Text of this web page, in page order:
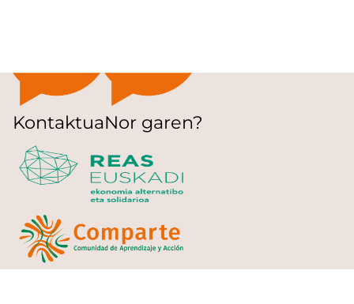
KontaktuaNor garen?